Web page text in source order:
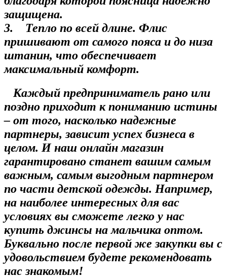
защищена.
3. Тепло по всей длине. Флис
пришивают от самого пояса и до низа
штанин, что обеспечивает
максимальный комфорт.
Каждый предприниматель рано или
поздно приходит к пониманию истины
– от того, насколько надежные
партнеры, зависит успех бизнеса в
целом. И наш онлайн магазин
гарантировано станет вашим самым
важным, самым выгодным партнером
по части детской одежды. Например,
на наиболее интересных для вас
условиях вы сможете легко у нас
купить джинсы на мальчика оптом.
Буквально после первой же закупки вы с
удовольствием будете рекомендовать
нас знакомым!